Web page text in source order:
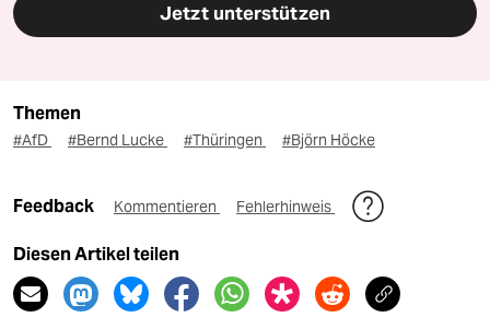
Jetzt unterstützen
Themen
#AfD #Bernd Lucke #Thüringen #Björn Höcke
Feedback Kommentieren Fehlerhinweis
Diesen Artikel teilen